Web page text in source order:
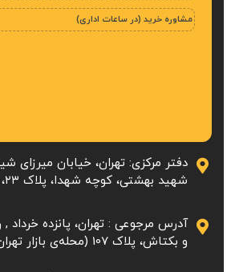
مشاوره خرید (در ساعات اداری)
دفتر مرکزی: تهران، خیابان میرزای
شهید بهشتی، کوچه شهدا، پلاک ۲۳، طبقه 2، واحد ۵
آدرس مرجوعی : تهران، پانزده خرداد
و بکتاش، پلاک 107 (محله‌ی بازار تهران)